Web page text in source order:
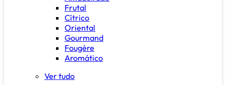
Frutal
Cítrico
Oriental
Gourmand
Fougère
Aromático
Ver tudo